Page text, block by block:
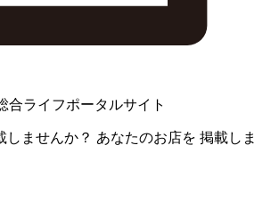
合ライフポータルサイト
しませんか？ あなたのお店を 掲載しま